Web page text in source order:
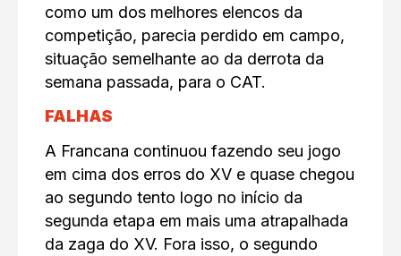
como um dos melhores elencos da
competição, parecia perdido em campo,
situação semelhante ao da derrota da
semana passada, para o CAT.
FALHAS
A Francana continuou fazendo seu jogo
em cima dos erros do XV e quase chegou
ao segundo tento logo no início da
segunda etapa em mais uma atrapalhada
da zaga do XV. Fora isso, o segundo